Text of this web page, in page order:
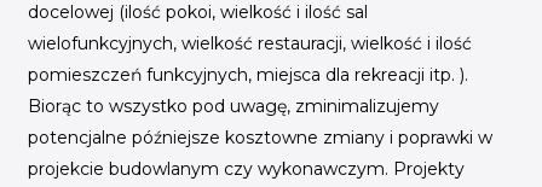
docelowej (ilość pokoi, wielkość i ilość sal
wielofunkcyjnych, wielkość restauracji, wielkość i ilość
pomieszczeń funkcyjnych, miejsca dla rekreacji itp. ).
Biorąc to wszystko pod uwagę, zminimalizujemy
potencjalne późniejsze kosztowne zmiany i poprawki w
projekcie budowlanym czy wykonawczym. Projekty